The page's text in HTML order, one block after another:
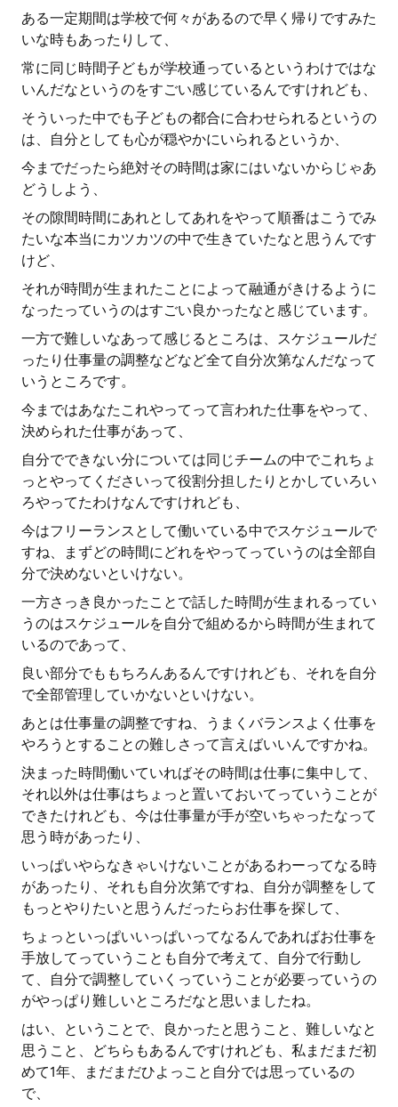
ある一定期間は学校で何々があるので早く帰りですみた
いな時もあったりして、
常に同じ時間子どもが学校通っているというわけではな
いんだなというのをすごい感じているんですけれども、
そういった中でも子どもの都合に合わせられるというの
は、自分としても心が穏やかにいられるというか、
今までだったら絶対その時間は家にはいないからじゃあ
どうしよう、
その隙間時間にあれとしてあれをやって順番はこうでみ
たいな本当にカツカツの中で生きていたなと思うんです
けど、
それが時間が生まれたことによって融通がきけるように
なったっていうのはすごい良かったなと感じています。
一方で難しいなあって感じるところは、スケジュールだ
ったり仕事量の調整などなど全て自分次第なんだなって
いうところです。
今まではあなたこれやってって言われた仕事をやって、
決められた仕事があって、
自分でできない分については同じチームの中でこれちょ
っとやってくださいって役割分担したりとかしていろい
ろやってたわけなんですけれども、
今はフリーランスとして働いている中でスケジュールで
すね、まずどの時間にどれをやってっていうのは全部自
分で決めないといけない。
一方さっき良かったことで話した時間が生まれるってい
うのはスケジュールを自分で組めるから時間が生まれて
いるのであって、
良い部分でももちろんあるんですけれども、それを自分
で全部管理していかないといけない。
あとは仕事量の調整ですね、うまくバランスよく仕事を
やろうとすることの難しさって言えばいいんですかね。
決まった時間働いていればその時間は仕事に集中して、
それ以外は仕事はちょっと置いておいてっていうことが
できたけれども、今は仕事量が手が空いちゃったなって
思う時があったり、
いっぱいやらなきゃいけないことがあるわーってなる時
があったり、それも自分次第ですね、自分が調整をして
もっとやりたいと思うんだったらお仕事を探して、
ちょっといっぱいいっぱいってなるんであればお仕事を
手放してっていうことも自分で考えて、自分で行動し
て、自分で調整していくっていうことが必要っていうの
がやっぱり難しいところだなと思いましたね。
はい、ということで、良かったと思うこと、難しいなと
思うこと、どちらもあるんですけれども、私まだまだ初
めて1年、まだまだひよっこと自分では思っているの
で、